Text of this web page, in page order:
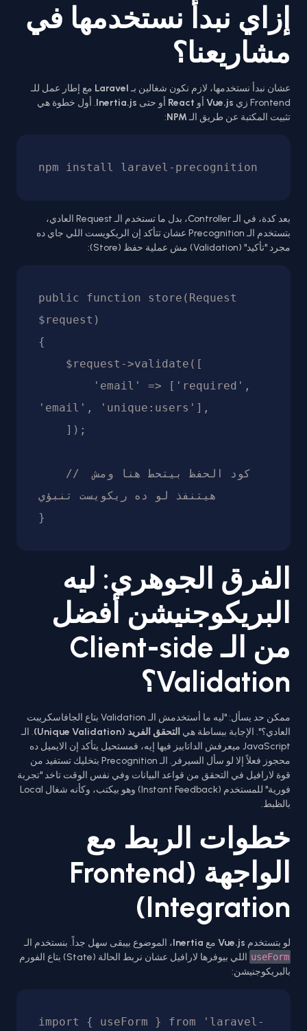
إزاي نبدأ نستخدمها في
مشاريعنا؟
عشان نبدأ نستخدمها، لازم نكون شغالين بـLaravel مع إطار عمل للـ
Frontend زي
Vue.js أو React أو حتى Inertia.js. أول خطوة هي
تثبيت المكتبة عن طريق الـNPM
:
npm install laravel-precognition
بعد كدة، في الـ Controller، بدل ما تستخدم الـ Request العادي،
بتستخدم الـ Precognition عشان تتأكد إن الريكويست اللي جاي ده
مجرد "تأكيد" (Validation) مش عملية حفظ (Store):
public function store(Request
$request)
{
'email', 'unique:users'],
هيتنفذ لو ده ريكويست تنبؤي
}
الفرق الجوهري: ليه
البريكوجنيشن أفضل
من الـ Client-side
Validation؟
ممكن حد يسأل: "ليه ما أستخدمش الـ Validation بتاع الجافاسكريبت
العادي؟". الإجابة ببساطة هي التحقق الفريد (Unique Validation)
. الـ
JavaScript ميعرفش الداتابيز فيها إيه، فمستحيل يتأكد إن الايميل ده
محجوز فعلاً إلا لو سأل السيرفر. الـ Precognition بتخليك تستفيد من
قوة لارافيل في التحقق من قواعد البيانات وفي نفس الوقت تاخد "تجربة
فورية" للمستخدم (Instant Feedback) وهو بيكتب، وكأنه شغال Local
بالظبط.
خطوات الربط مع
الواجهة (Frontend
Integration)
لو بتستخدم Vue.js مع Inertia، الموضوع بيبقى سهل جداً. بنستخدم الـ
useForm
اللي بيوفرها لارافيل عشان نربط الحالة (State) بتاع الفورم
بالبريكوجنيشن:
import { useForm } from 'laravel-